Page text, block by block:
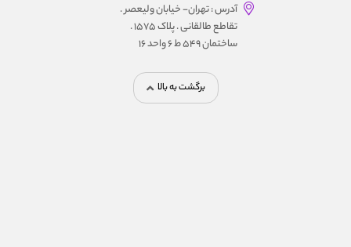
آدرس : تهران- خیابان ولیعصر .
تقاطع طالقانی . پلاک 1575 .
ساختمان 549 ط 6 واحد 16
برگشت به بالا